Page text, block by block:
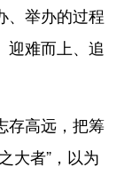
、举办的过程
迎难而上、追
高远，把筹
大者”，以为